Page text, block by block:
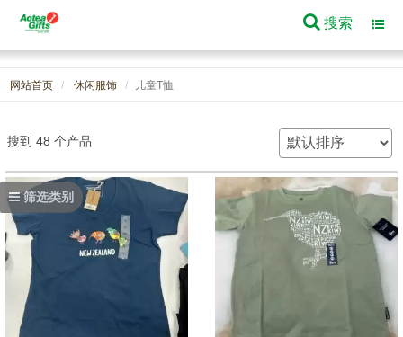
搜索
网站首页 休闲服饰 儿童T恤
筛选类别
搜到 48 个产品